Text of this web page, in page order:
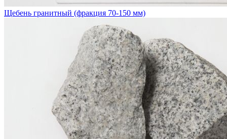
Щебень гранитный (фракция 70-150 мм)